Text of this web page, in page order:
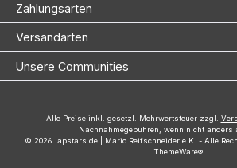
Zahlungsarten
Versandarten
Unsere Communities
Alle Preise inkl. gesetzl. Mehrwertsteuer zzgl.
Nachnahmegebühren, wenn nicht anders
© 2026 lapstars.de | Mario Reifschneider e.K. - Alle
ThemeWare®